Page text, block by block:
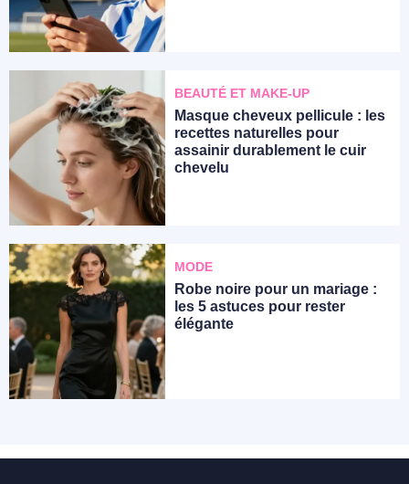
BEAUTÉ ET MAKE-UP
Masque cheveux pellicule : les
recettes naturelles pour
assainir durablement le cuir
chevelu
MODE
Robe noire pour un mariage :
les 5 astuces pour rester
élégante